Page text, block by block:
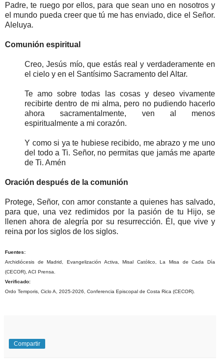
Padre, te ruego por ellos, para que sean uno en nosotros y
el mundo pueda creer que tú me has enviado, dice el Señor.
Aleluya.
Comunión espiritual
Creo, Jesús mío, que estás real y verdaderamente en
el cielo y en el Santísimo Sacramento del Altar.
Te amo sobre todas las cosas y deseo vivamente
recibirte dentro de mi alma, pero no pudiendo hacerlo
ahora sacramentalmente, ven al menos
espiritualmente a mi corazón.
Y como si ya te hubiese recibido, me abrazo y me uno
del todo a Ti. Señor, no permitas que jamás me aparte
de Ti. Amén
Oración después de la comunión
Protege, Señor, con amor constante a quienes has salvado,
para que, una vez redimidos por la pasión de tu Hijo, se
llenen ahora de alegría por su resurrección. Él, que vive y
reina por los siglos de los siglos.
Fuentes:
Archidiócesis de Madrid, Evangelización Activa, Misal Católico, La Misa de Cada Día
(CECOR), ACI Prensa.
Verificado:
Ordo Temporis, Ciclo A, 2025-2026, Conferencia Episcopal de Costa Rica (CECOR).
Compartir